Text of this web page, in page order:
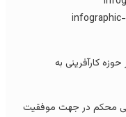
به
در جهت موفقیت